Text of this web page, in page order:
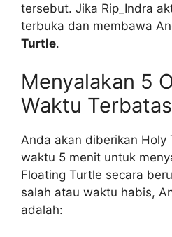
tersebut. Jika Rip_Indra
terbuka dan membawa
Turtle.
Menyalakan 5
Waktu Terbatas
Anda akan diberikan Holy
waktu 5 menit untuk
Floating Turtle secara
salah atau waktu habis,
adalah: